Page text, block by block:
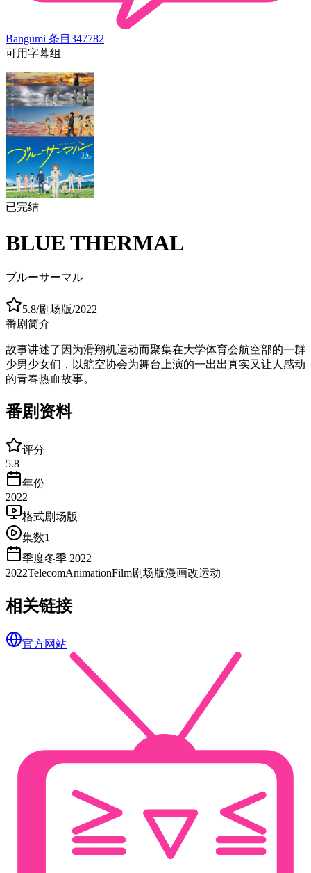
Bangumi 条目 347782
可用字幕组
已完结
BLUE THERMAL
ブルーサーマル
5.8/剧场版/2022
番剧简介
故事讲述了因为滑翔机运动而聚集在大学体育会航空部的一群
少男少女们，以航空协会为舞台上演的一出出真实又让人感动
的青春热血故事。
番剧资料
评分
5.8
年份
2022
格式剧场版
集数1
季度冬季 2022
2022TelecomAnimationFilm剧场版漫画改运动
相关链接
官方网站